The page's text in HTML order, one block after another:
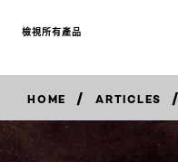
檢視所有產品
HOME / ARTICLES /